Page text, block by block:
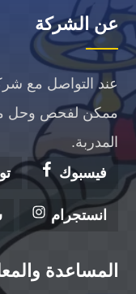
عن الشركة
عند التواصل مع
ممكن لفحص وحل
المدربة.
فيسبوك
انستجرام
المساعدة